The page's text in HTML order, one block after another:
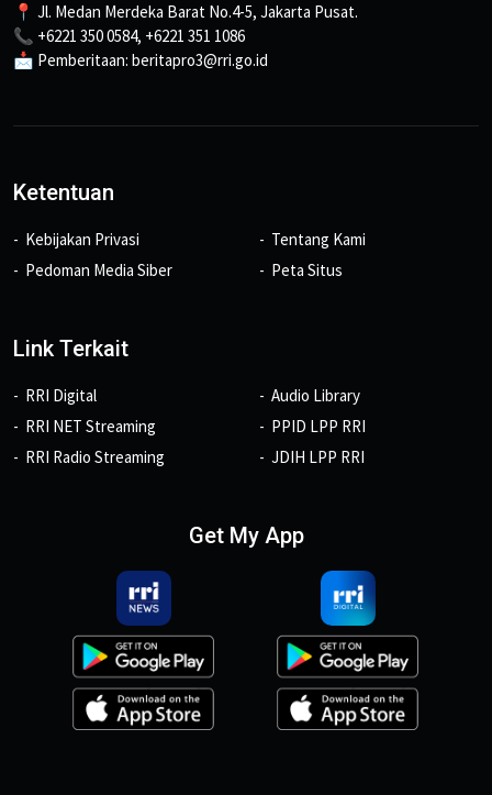
📍 Jl. Medan Merdeka Barat No.4-5, Jakarta Pusat.
📞 +6221 350 0584, +6221 351 1086
📩 Pemberitaan: beritapro3@rri.go.id
Ketentuan
Kebijakan Privasi
Pedoman Media Siber
Tentang Kami
Peta Situs
Link Terkait
RRI Digital
RRI NET Streaming
RRI Radio Streaming
Audio Library
PPID LPP RRI
JDIH LPP RRI
Get My App